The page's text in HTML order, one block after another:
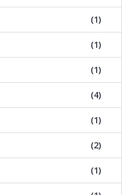
(1)
(1)
(1)
(4)
(1)
(2)
(1)